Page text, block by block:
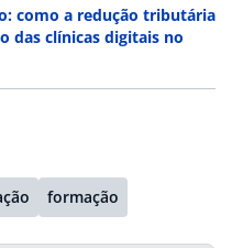
como a redução tributária
das clínicas digitais no
formação